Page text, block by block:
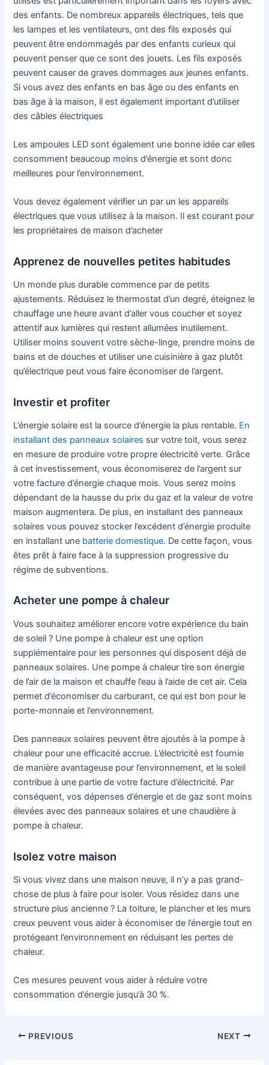
des enfants. De nombreux appareils électriques, tels que
les lampes et les ventilateurs, ont des fils exposés qui
peuvent être endommagés par des enfants curieux qui
peuvent penser que ce sont des jouets. Les fils exposés
peuvent causer de graves dommages aux jeunes enfants.
Si vous avez des enfants en bas âge ou des enfants en
bas âge à la maison, il est également important d’utiliser
des câbles électriques
Les ampoules LED sont également une bonne idée car elles
consomment beaucoup moins d’énergie et sont donc
meilleures pour l’environnement.
Vous devez également vérifier un par un les appareils
électriques que vous utilisez à la maison. Il est courant pour
les propriétaires de maison d’acheter
Apprenez de nouvelles petites habitudes
Un monde plus durable commence par de petits
ajustements. Réduisez le thermostat d’un degré, éteignez le
chauffage une heure avant d’aller vous coucher et soyez
attentif aux lumières qui restent allumées inutilement.
Utiliser moins souvent votre sèche-linge, prendre moins de
bains et de douches et utiliser une cuisinière à gaz plutôt
qu’électrique peut vous faire économiser de l’argent.
Investir et profiter
L’énergie solaire est la source d’énergie la plus rentable. En
installant des panneaux solaires sur votre toit, vous serez
en mesure de produire votre propre électricité verte. Grâce
à cet investissement, vous économiserez de l’argent sur
votre facture d’énergie chaque mois. Vous serez moins
dépendant de la hausse du prix du gaz et la valeur de votre
maison augmentera. De plus, en installant des panneaux
solaires vous pouvez stocker l’excédent d’énergie produite
en installant une batterie domestique. De cette façon, vous
êtes prêt à faire face à la suppression progressive du
régime de subventions.
Acheter une pompe à chaleur
Vous souhaitez améliorer encore votre expérience du bain
de soleil ? Une pompe à chaleur est une option
supplémentaire pour les personnes qui disposent déjà de
panneaux solaires. Une pompe à chaleur tire son énergie
de l’air de la maison et chauffe l’eau à l’aide de cet air. Cela
permet d’économiser du carburant, ce qui est bon pour le
porte-monnaie et l’environnement.
Des panneaux solaires peuvent être ajoutés à la pompe à
chaleur pour une efficacité accrue. L’électricité est fournie
de manière avantageuse pour l’environnement, et le soleil
contribue à une partie de votre facture d’électricité. Par
conséquent, vos dépenses d’énergie et de gaz sont moins
élevées avec des panneaux solaires et une chaudière à
pompe à chaleur.
Isolez votre maison
Si vous vivez dans une maison neuve, il n’y a pas grand-
chose de plus à faire pour isoler. Vous résidez dans une
structure plus ancienne ? La toiture, le plancher et les murs
creux peuvent vous aider à économiser de l’énergie tout en
protégeant l’environnement en réduisant les pertes de
chaleur.
Ces mesures peuvent vous aider à réduire votre
consommation d’énergie jusqu’à 30 %.
Post
PREVIOUS NEXT